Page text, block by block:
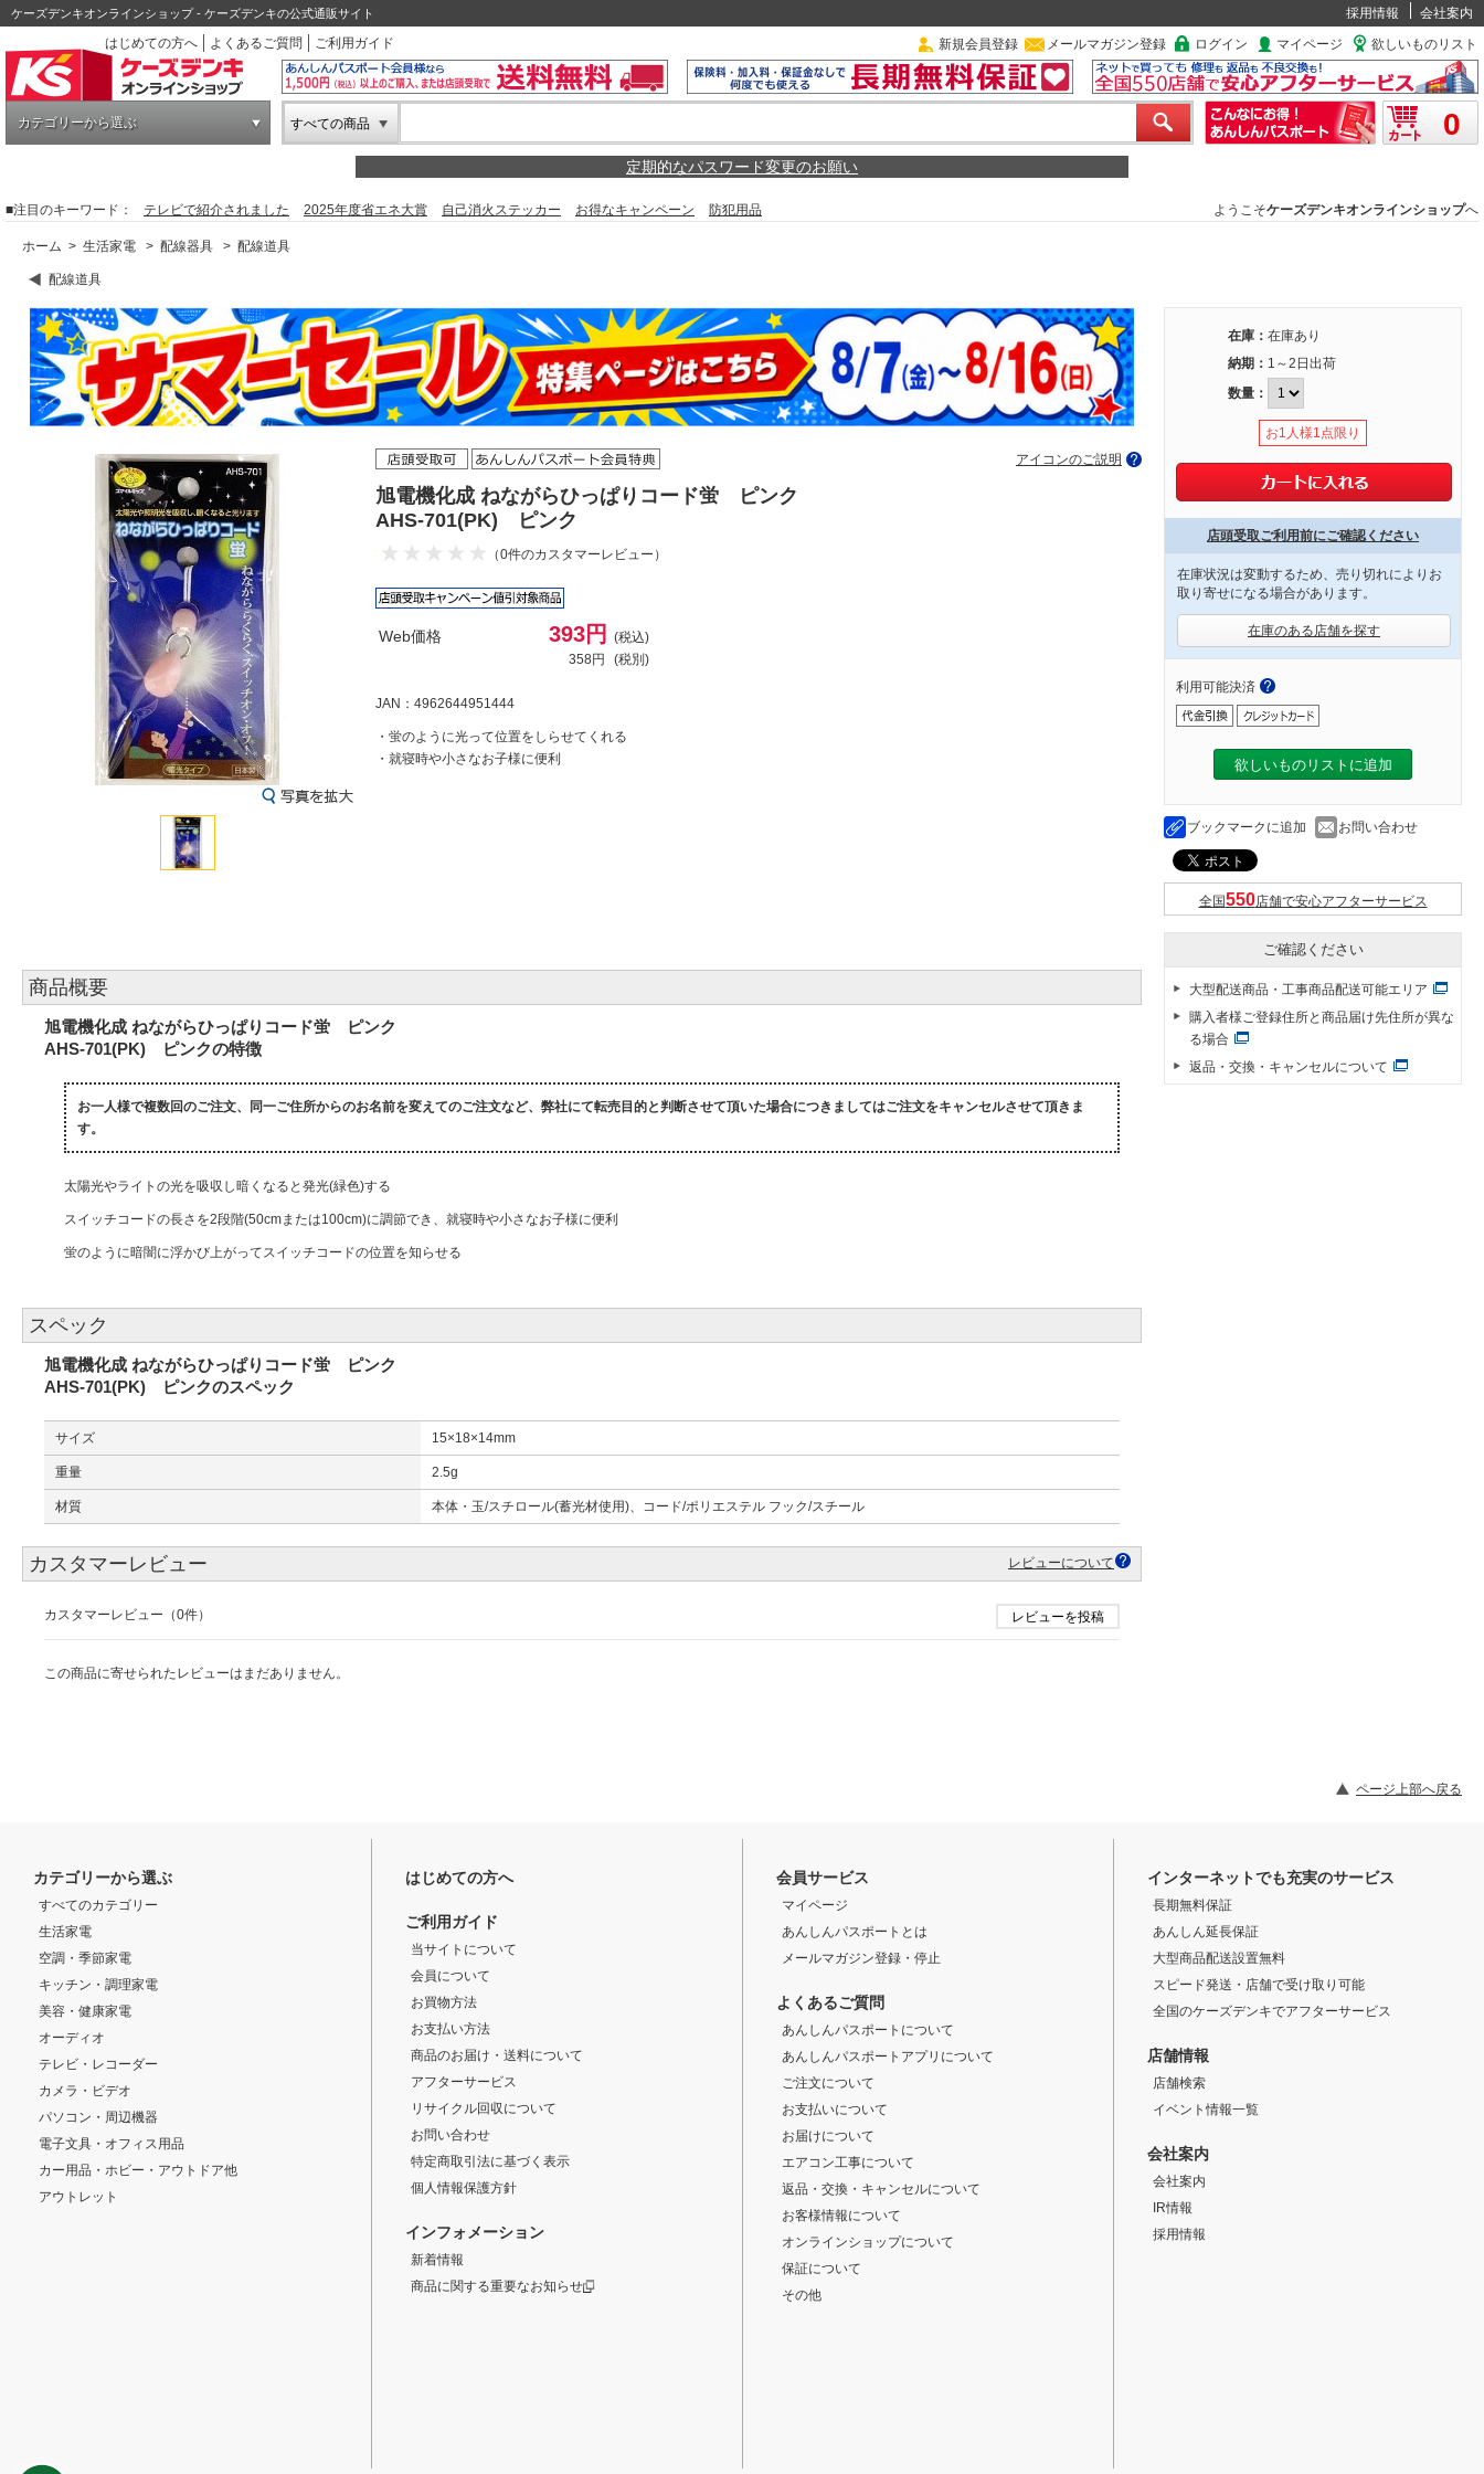
ケーズデンキオンラインショップ - ケーズデンキの公式通販サイト 採用情報
会社案内
はじめての方へ
よくあるご質問 ご利用ガイド 新規会員登録 メールマガジン登録 ログイン マイページ 欲しいものリスト
カテゴリーから選ぶ すべての商品 0
定期的なパスワード変更のお願い
■注目のキーワード： テレビで紹介されました 2025年度省エネ大賞 自己消火ステッカー お得なキャンペーン 防犯用品 ようこそケーズデンキオンラインショップへ
ホーム > 生活家電 > 配線器具 > 配線道具
配線道具
アイコンのご説明
旭電機化成 ねながらひっぱりコード蛍 ピンク
AHS-701(PK) ピンク
（0件のカスタマーレビュー）
Web価格 393円
(税込)
358円
(税別)
JAN：4962644951444
・蛍のように光って位置をしらせてくれる
・就寝時や小さなお子様に便利
商品概要
旭電機化成 ねながらひっぱりコード蛍 ピンク
AHS-701(PK) ピンクの特徴
お一人様で複数回のご注文、同一ご住所からのお名前を変えてのご注文など、弊社にて転売目的と判断させて頂いた場合につきましてはご注文をキャンセルさせて頂きま
す。
太陽光やライトの光を吸収し暗くなると発光(緑色)する
スイッチコードの長さを2段階(50cmまたは100cm)に調節でき、就寝時や小さなお子様に便利
蛍のように暗闇に浮かび上がってスイッチコードの位置を知らせる
スペック
旭電機化成 ねながらひっぱりコード蛍 ピンク
AHS-701(PK) ピンクのスペック
サイズ 15×18×14mm
重量 2.5g
材質 本体・玉/スチロール(蓄光材使用)、コード/ポリエステル フック/スチール
カスタマーレビュー レビューについて
カスタマーレビュー（0件） レビューを投稿
この商品に寄せられたレビューはまだありません。
在庫： 在庫あり
納期： 1～2日出荷
数量：
お1人様1点限り
店頭受取ご利用前にご確認ください
在庫状況は変動するため、売り切れによりお
取り寄せになる場合があります。
在庫のある店舗を探す
利用可能決済
欲しいものリストに追加
ブックマークに追加 お問い合わせ
全国 店舗で安心アフターサービス
ご確認ください
大型配送商品・工事商品配送可能エリア
購入者様ご登録住所と商品届け先住所が異な
る場合
返品・交換・キャンセルについて
ページ上部へ戻る
カテゴリーから選ぶ
すべてのカテゴリー
生活家電
空調・季節家電
キッチン・調理家電
美容・健康家電
オーディオ
テレビ・レコーダー
カメラ・ビデオ
パソコン・周辺機器
電子文具・オフィス用品
カー用品・ホビー・アウトドア他
アウトレット
はじめての方へ
ご利用ガイド
当サイトについて
会員について
お買物方法
お支払い方法
商品のお届け・送料について
アフターサービス
リサイクル回収について
お問い合わせ
特定商取引法に基づく表示
個人情報保護方針
インフォメーション
新着情報
商品に関する重要なお知らせ
会員サービス
マイページ
あんしんパスポートとは
メールマガジン登録・停止
よくあるご質問
あんしんパスポートについて
あんしんパスポートアプリについて
ご注文について
お支払いについて
お届けについて
エアコン工事について
返品・交換・キャンセルについて
お客様情報について
オンラインショップについて
保証について
その他
インターネットでも充実のサービス
長期無料保証
あんしん延長保証
大型商品配送設置無料
スピード発送・店舗で受け取り可能
全国のケーズデンキでアフターサービス
店舗情報
店舗検索
イベント情報一覧
会社案内
会社案内
IR情報
採用情報